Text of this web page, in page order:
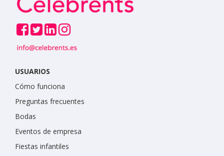
USUARIOS
Cómo funciona
Preguntas frecuentes
Bodas
Eventos de empresa
Fiestas infantiles